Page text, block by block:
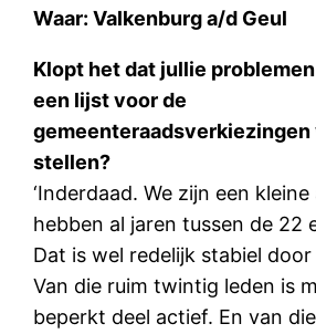
Waar: Valkenburg a/d Geul
Klopt het dat jullie
een lijst voor de
gemeenteraadsverkiezingen
stellen?
‘Inderdaad. We zijn een
hebben al jaren tussen de 22
Dat is wel redelijk stabiel
Van die ruim twintig leden is
beperkt deel actief. En van